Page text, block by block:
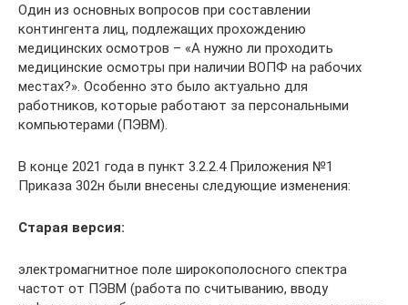
Один из основных вопросов при составлении
контингента лиц, подлежащих прохождению
медицинских осмотров – «А нужно ли проходить
медицинские осмотры при наличии ВОПФ на рабочих
местах?». Особенно это было актуально для
работников, которые работают за персональными
компьютерами (ПЭВМ).
В конце 2021 года в пункт 3.2.2.4 Приложения №1
Приказа 302н были внесены следующие изменения:
Старая версия:
электромагнитное поле широкополосного спектра
частот от ПЭВМ (работа по считыванию, вводу